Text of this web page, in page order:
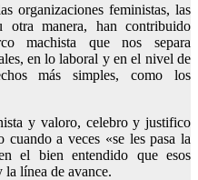
organizaciones feministas, las
manera, han contribuido
machista que nos separa
en lo laboral y en el nivel de
más simples, como los
y valoro, celebro y justifico
cuando a veces «se les pasa la
el bien entendido que esos
línea de avance.